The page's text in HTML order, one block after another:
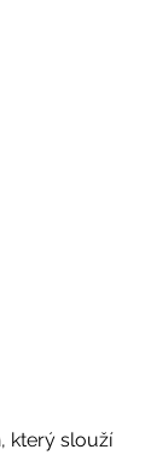
který slouží